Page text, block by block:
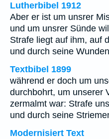
Lutherbibel 1912
Aber er ist um unsrer
und um unsrer Sünde
Strafe liegt auf ihm, auf
und durch seine
Textbibel 1899
während er doch um
durchbohrt, um unserer
zermalmt war: Strafe
und durch seine
Modernisiert Text